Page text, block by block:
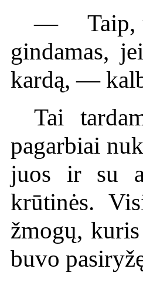
— Taip,
gindamas,
kardą, —
Tai
pagarbiai
juos ir su
krūtinės.
žmogų,
buvo